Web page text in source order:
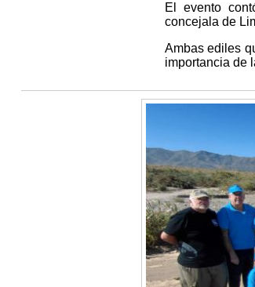
El evento
concejala de
Ambas ediles
importancia de